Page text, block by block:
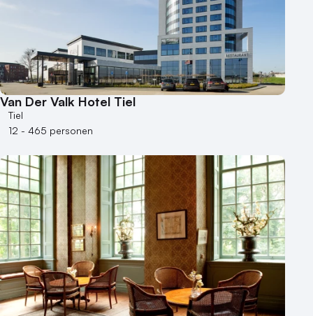
Van Der Valk Hotel Tiel
Tiel
12 - 465 personen